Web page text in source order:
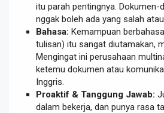
itu parah pentingnya. Dokumen-
nggak boleh ada yang salah
Bahasa: Kemampuan
tulisan) itu sangat diutamakan,
Mengingat ini perusahaan
ketemu dokumen atau
Inggris.
Proaktif & Tanggung Jawab:
dalam bekerja, dan punya rasa